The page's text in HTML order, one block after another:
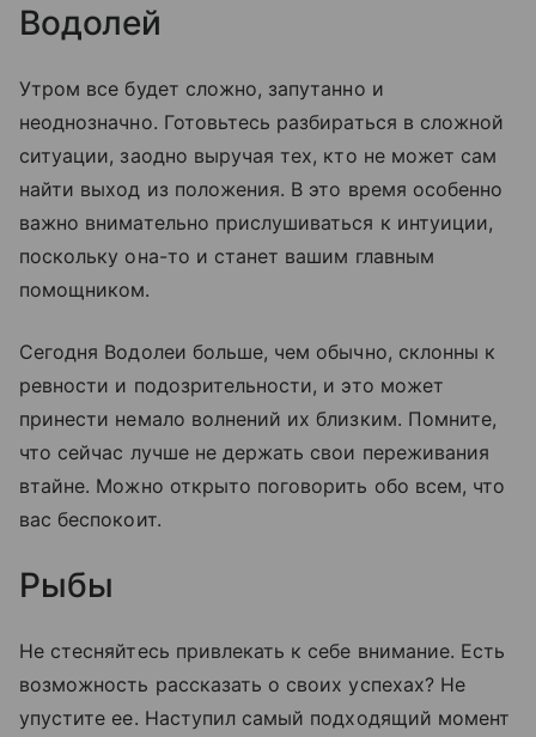
Водолей
Утром все будет сложно, запутанно и
неоднозначно. Готовьтесь разбираться в сложной
ситуации, заодно выручая тех, кто не может сам
найти выход из положения. В это время особенно
важно внимательно прислушиваться к интуиции,
поскольку она-то и станет вашим главным
помощником.
Сегодня Водолеи больше, чем обычно, склонны к
ревности и подозрительности, и это может
принести немало волнений их близким. Помните,
что сейчас лучше не держать свои переживания
втайне. Можно открыто поговорить обо всем, что
вас беспокоит.
Рыбы
Не стесняйтесь привлекать к себе внимание. Есть
возможность рассказать о своих успехах? Не
упустите ее. Наступил самый подходящий момент